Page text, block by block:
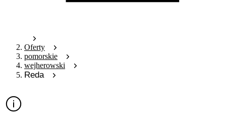
Oferty
pomorskie
wejherowski
Reda